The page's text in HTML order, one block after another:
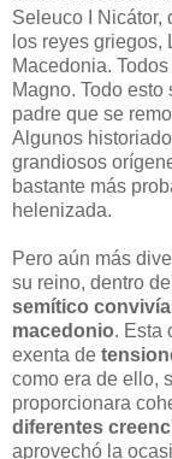
Seleuco I Nicátor,
los reyes griegos,
Macedonia.
Magno. Todo
padre que se
Algunos
grandiosos
bastante más
helenizada.
Pero aún más
su reino, dentro
semítico
macedonio. Esta
exenta de
como era de ello,
proporcionara
diferentes
aprovechó la